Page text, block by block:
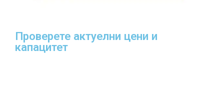
Проверете актуелни цени и
капацитет